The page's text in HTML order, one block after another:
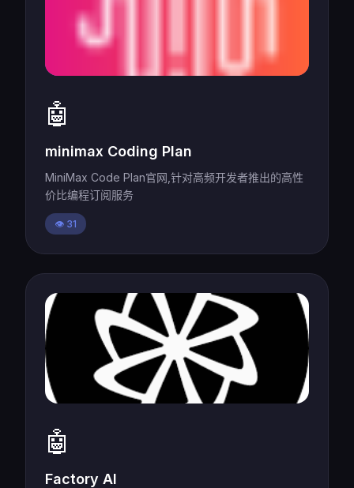
🤖
minimax Coding Plan
MiniMax Code Plan官网,针对高频开发者推出的高性
价比编程订阅服务
👁️ 31
🤖
Factory AI